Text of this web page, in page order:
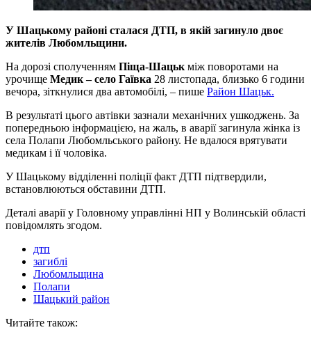
У Шацькому районі сталася ДТП, в якій загинуло двоє
жителів Любомльщини.
На дорозі сполученням Піща-Шацьк між поворотами на
урочище Медик – село Гаївка 28 листопада, близько 6 години
вечора, зіткнулися два автомобілі, – пише Район Шацьк.
В результаті цього автівки зазнали механічних ушкоджень. За
попередньою інформацією, на жаль, в аварії загинула жінка із
села Полапи Любомльського району. Не вдалося врятувати
медикам і її чоловіка.
У Шацькому відділенні поліції факт ДТП підтвердили,
встановлюються обставини ДТП.
Деталі аварії у Головному управлінні НП у Волинській області
повідомлять згодом.
дтп
загиблі
Любомльщина
Полапи
Шацький район
Читайте також: